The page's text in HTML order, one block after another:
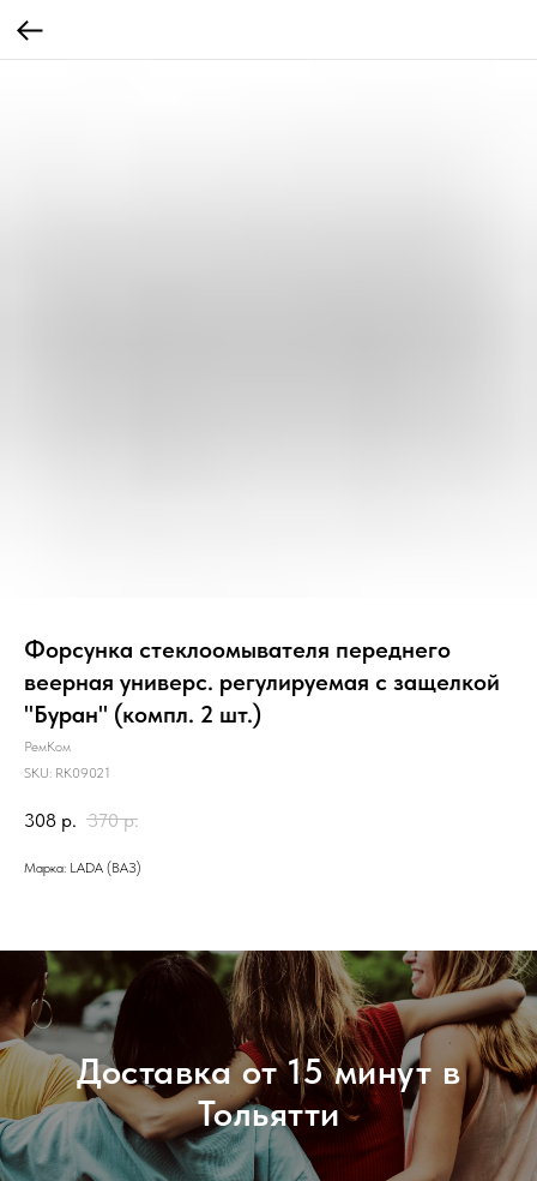
Форсунка стеклоомывателя переднего
веерная универс. регулируемая с защелкой
"Буран" (компл. 2 шт.)
РемКом
SKU: RK09021
308 р. 370 р.
Марка: LADA (ВАЗ)
Доставка от 15 минут в
Тольятти